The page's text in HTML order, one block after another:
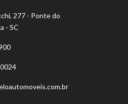
277 - Ponte do
- SC